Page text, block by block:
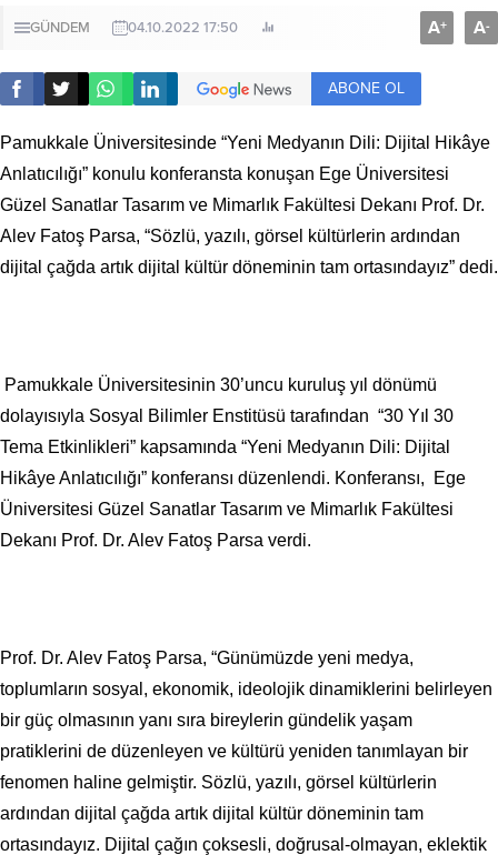
GÜNDEM 04.10.2022 17:50 A+ A-
ABONE OL
Pamukkale Üniversitesinde “Yeni Medyanın Dili: Dijital Hikâye
Anlatıcılığı” konulu konferansta konuşan Ege Üniversitesi
Güzel Sanatlar Tasarım ve Mimarlık Fakültesi Dekanı Prof. Dr.
Alev Fatoş Parsa, “Sözlü, yazılı, görsel kültürlerin ardından
dijital çağda artık dijital kültür döneminin tam ortasındayız” dedi.
Pamukkale Üniversitesinin 30’uncu kuruluş yıl dönümü
dolayısıyla Sosyal Bilimler Enstitüsü tarafından “30 Yıl 30
Tema Etkinlikleri” kapsamında “Yeni Medyanın Dili: Dijital
Hikâye Anlatıcılığı” konferansı düzenlendi. Konferansı, Ege
Üniversitesi Güzel Sanatlar Tasarım ve Mimarlık Fakültesi
Dekanı Prof. Dr. Alev Fatoş Parsa verdi.
Prof. Dr. Alev Fatoş Parsa, “Günümüzde yeni medya,
toplumların sosyal, ekonomik, ideolojik dinamiklerini belirleyen
bir güç olmasının yanı sıra bireylerin gündelik yaşam
pratiklerini de düzenleyen ve kültürü yeniden tanımlayan bir
fenomen haline gelmiştir. Sözlü, yazılı, görsel kültürlerin
ardından dijital çağda artık dijital kültür döneminin tam
ortasındayız. Dijital çağın çoksesli, doğrusal-olmayan, eklektik